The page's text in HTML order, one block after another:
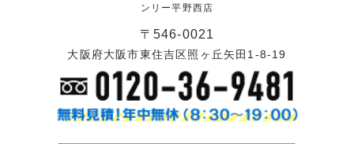
ンリー平野西店
〒546-0021
大阪府大阪市東住吉区照ヶ丘矢田1-8-19